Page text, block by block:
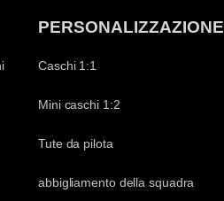
PERSONALIZZAZIONE
Caschi 1:1
Mini caschi 1:2
Tute da pilota
abbigliamento della squadra